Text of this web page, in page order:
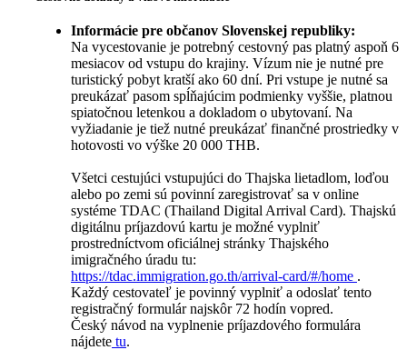
Informácie pre občanov Slovenskej republiky:
Na vycestovanie je potrebný cestovný pas platný aspoň 6
mesiacov od vstupu do krajiny. Vízum nie je nutné pre
turistický pobyt kratší ako 60 dní. Pri vstupe je nutné sa
preukázať pasom spĺňajúcim podmienky vyššie, platnou
spiatočnou letenkou a dokladom o ubytovaní. Na
vyžiadanie je tiež nutné preukázať finančné prostriedky v
hotovosti vo výške 20 000 THB.
Všetci cestujúci vstupujúci do Thajska lietadlom, loďou
alebo po zemi sú povinní zaregistrovať sa v online
systéme TDAC (Thailand Digital Arrival Card). Thajskú
digitálnu príjazdovú kartu je možné vyplniť
prostredníctvom oficiálnej stránky Thajského
imigračného úradu tu:
https://tdac.immigration.go.th/arrival-card/#/home .
Každý cestovateľ je povinný vyplniť a odoslať tento
registračný formulár najskôr 72 hodín vopred.
Český návod na vyplnenie príjazdového formulára
nájdete tu.